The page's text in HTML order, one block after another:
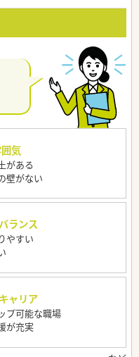
気
がある
壁がない
ランス
やすい
ャリア
プ可能な職場
が充実